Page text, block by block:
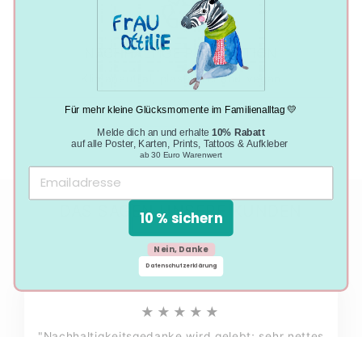
NACHHALTIGE PRODUKTION
Klimaneutral, plastikfrei und vegan
DAS SAGEN UNSERE KUNDEN
★★★★★
Für mehr kleine Glücksmomente im Familienalltag 💛
Melde dich an und erhalte10% Rabatt
auf alle Poster, Karten, Prints, Tattoos & Aufkleber
ab 30 Euro Warenwert
10 % sichern
Nein, Danke
Datenschutzerklärung